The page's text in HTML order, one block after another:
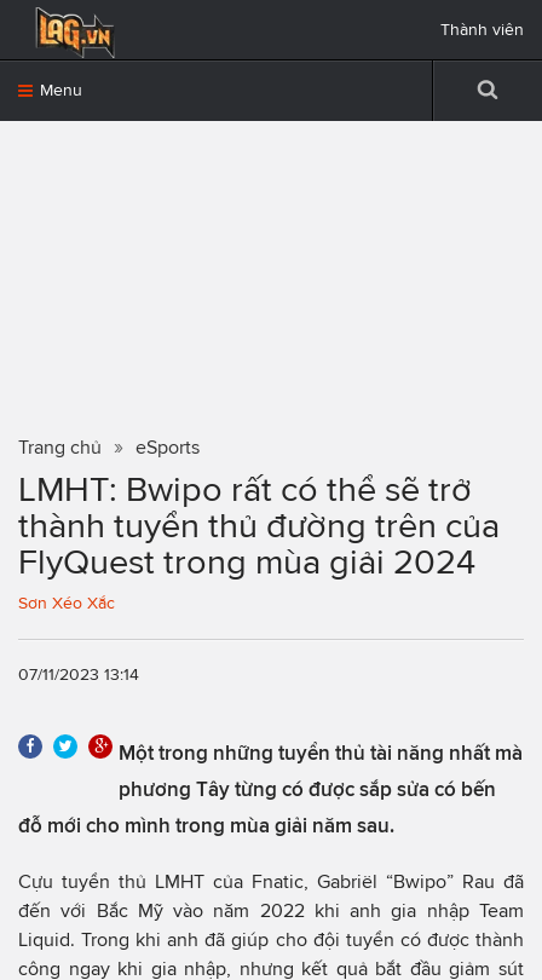
Menu
Thành viên
Trang chủ eSports
LMHT: Bwipo rất có thể sẽ trở
thành tuyển thủ đường trên của
FlyQuest trong mùa giải 2024
Sơn Xéo Xắc
07/11/2023 13:14
Một trong những tuyển thủ tài năng nhất mà
phương Tây từng có được sắp sửa có bến
đỗ mới cho mình trong mùa giải năm sau.
Cựu tuyển thủ LMHT của Fnatic, Gabriël “Bwipo” Rau đã
đến với Bắc Mỹ vào năm 2022 khi anh gia nhập Team
Liquid. Trong khi anh đã giúp cho đội tuyển có được thành
công ngay khi gia nhập, nhưng kết quả bắt đầu giảm sút